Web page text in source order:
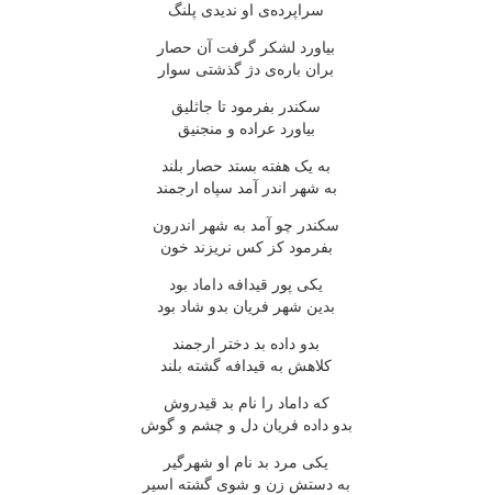
سراپرده‌ی او ندیدی پلنگ
بیاورد لشکر گرفت آن حصار
بران باره‌ی دژ گذشتی سوار
سکندر بفرمود تا جاثلیق
بیاورد عراده و منجنیق
به یک هفته بستد حصار بلند
به شهر اندر آمد سپاه ارجمند
سکندر چو آمد به شهر اندرون
بفرمود کز کس نریزند خون
یکی پور قیدافه داماد بود
بدین شهر فریان بدو شاد بود
بدو داده بد دختر ارجمند
کلاهش به قیدافه گشته بلند
که داماد را نام بد قیدروش
بدو داده فریان دل و چشم و گوش
یکی مرد بد نام او شهرگیر
به دستش زن و شوی گشته اسیر